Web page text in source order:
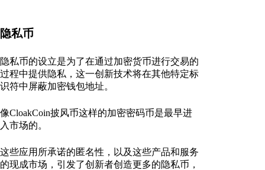
隐私币
隐私币的设立是为了在通过加密货币进行交易的
过程中提供隐私，这一创新技术将在其他特定标
识符中屏蔽加密钱包地址。
像CloakCoin披风币这样的加密密码币是最早进
入市场的。
这些应用所承诺的匿名性，以及这些产品和服务
的现成市场，引发了创新者创造更多的隐私币，